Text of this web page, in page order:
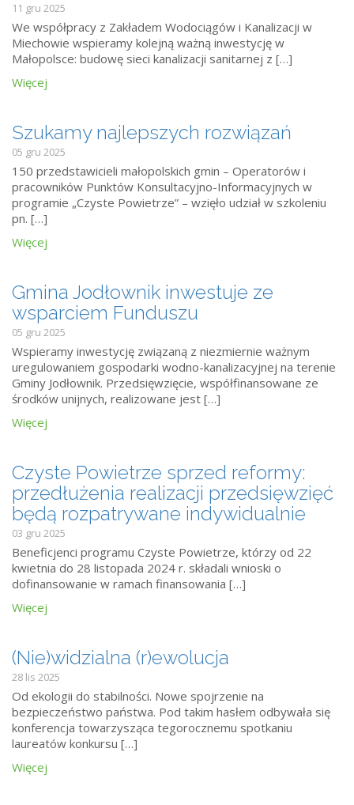
11 gru 2025
We współpracy z Zakładem Wodociągów i Kanalizacji w
Miechowie wspieramy kolejną ważną inwestycję w
Małopolsce: budowę sieci kanalizacji sanitarnej z […]
Więcej
Szukamy najlepszych rozwiązań
05 gru 2025
150 przedstawicieli małopolskich gmin – Operatorów i
pracowników Punktów Konsultacyjno-Informacyjnych w
programie „Czyste Powietrze” – wzięło udział w szkoleniu
pn. […]
Więcej
Gmina Jodłownik inwestuje ze
wsparciem Funduszu
05 gru 2025
Wspieramy inwestycję związaną z niezmiernie ważnym
uregulowaniem gospodarki wodno-kanalizacyjnej na terenie
Gminy Jodłownik. Przedsięwzięcie, współfinansowane ze
środków unijnych, realizowane jest […]
Więcej
Czyste Powietrze sprzed reformy:
przedłużenia realizacji przedsięwzięć
będą rozpatrywane indywidualnie
03 gru 2025
Beneficjenci programu Czyste Powietrze, którzy od 22
kwietnia do 28 listopada 2024 r. składali wnioski o
dofinansowanie w ramach finansowania […]
Więcej
(Nie)widzialna (r)ewolucja
28 lis 2025
Od ekologii do stabilności. Nowe spojrzenie na
bezpieczeństwo państwa. Pod takim hasłem odbywała się
konferencja towarzysząca tegorocznemu spotkaniu
laureatów konkursu […]
Więcej